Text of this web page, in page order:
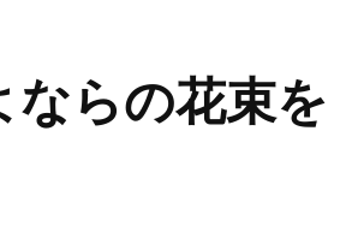
ならの花束を